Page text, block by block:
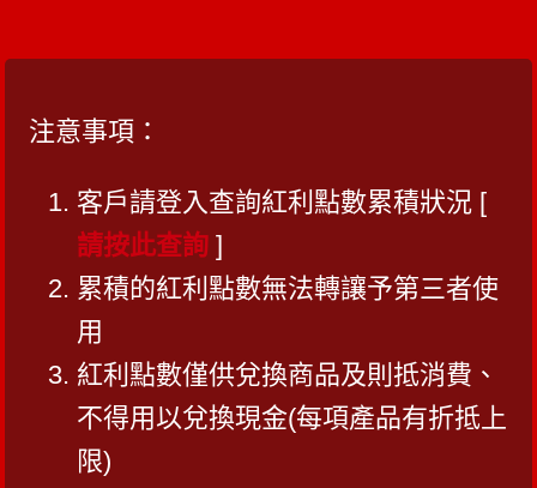
注意事項：
客戶請登入查詢紅利點數累積狀況 [
請按此查詢 ]
累積的紅利點數無法轉讓予第三者使
用
紅利點數僅供兌換商品及則抵消費、
不得用以兌換現金(每項產品有折抵上
限)